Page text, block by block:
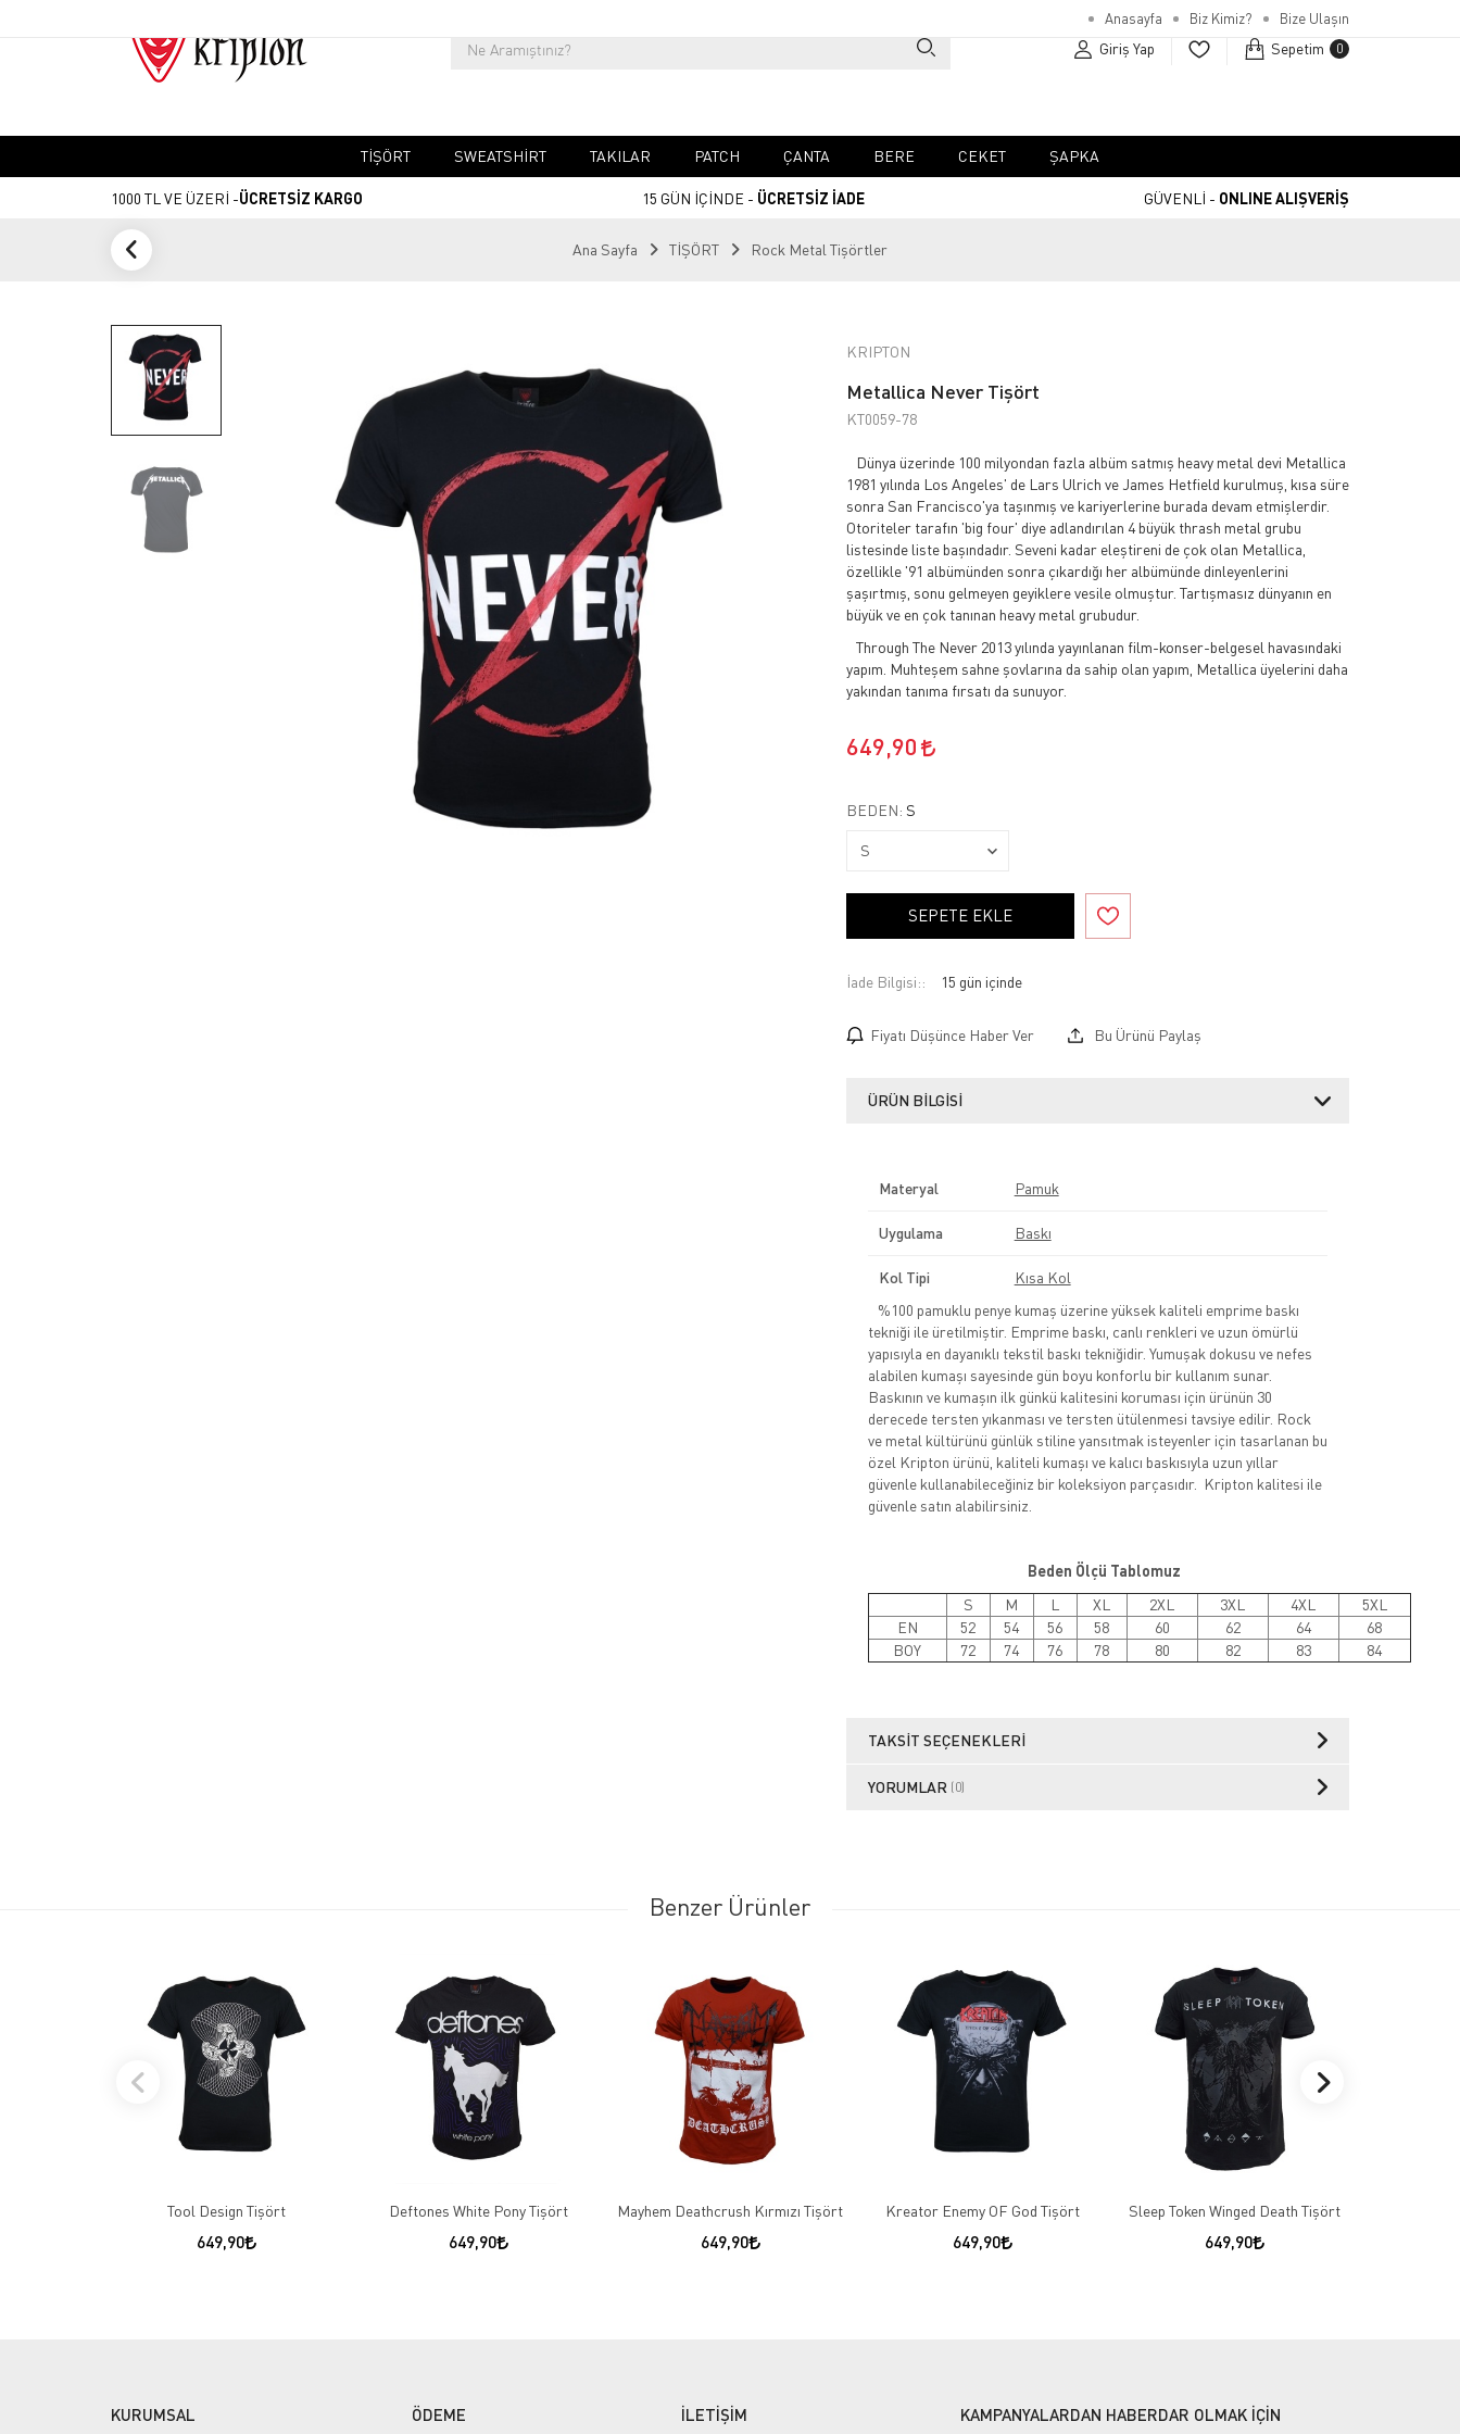
Anasayfa Biz Kimiz? Bize Ulaşın
Giriş Yap Sepetim 0
TIŞÖRT SWEATSHIRT TAKILAR PATCH ÇANTA BERE CEKET ŞAPKA
1000 TL VE ÜZERİ -ÜCRETSİZ KARGO 15 GÜN İÇİNDE - ÜCRETSİZ İADE GÜVENLİ - ONLINE ALIŞVERİŞ
Ana Sayfa TİŞÖRT Rock Metal Tişörtler
KRIPTON
Metallica Never Tişört
KT0059-78
Dünya üzerinde 100 milyondan fazla albüm satmış heavy metal devi Metallica
1981 yılında Los Angeles' de Lars Ulrich ve James Hetfield kurulmuş, kısa süre
sonra San Francisco'ya taşınmış ve kariyerlerine burada devam etmişlerdir.
Otoriteler tarafın 'big four' diye adlandırılan 4 büyük thrash metal grubu
listesinde liste başındadır. Seveni kadar eleştireni de çok olan Metallica,
özellikle '91 albümünden sonra çıkardığı her albümünde dinleyenlerini
şaşırtmış, sonu gelmeyen geyiklere vesile olmuştur. Tartışmasız dünyanın en
büyük ve en çok tanınan heavy metal grubudur.
Through The Never 2013 yılında yayınlanan film-konser-belgesel havasındaki
yapım. Muhteşem sahne şovlarına da sahip olan yapım, Metallica üyelerini daha
yakından tanıma fırsatı da sunuyor.
649,90
BEDEN: S
SEPETE EKLE
İade Bilgisi:
Fiyatı Düşünce Haber Ver Bu Ürünü Paylaş
ÜRÜN BILGISI
Materyal Pamuk
Uygulama Baskı
Kol Tipi
Kısa Kol
%100 pamuklu penye kumaş üzerine yüksek kaliteli emprime baskı
tekniği ile üretilmiştir. Emprime baskı, canlı renkleri ve uzun ömürlü
yapısıyla en dayanıklı tekstil baskı tekniğidir. Yumuşak dokusu ve nefes
alabilen kumaşı sayesinde gün boyu konforlu bir kullanım sunar.
Baskının ve kumaşın ilk günkü kalitesini koruması için ürünün 30
derecede tersten yıkanması ve tersten ütülenmesi tavsiye edilir. Rock
ve metal kültürünü günlük stiline yansıtmak isteyenler için tasarlanan bu
özel Kripton ürünü, kaliteli kumaşı ve kalıcı baskısıyla uzun yıllar
güvenle kullanabileceğiniz bir koleksiyon parçasıdır. Kripton kalitesi ile
güvenle satın alabilirsiniz.
Beden Ölçü Tablomuz
S
M L XL 2XL 3XL 4XL
5XL
EN
52 54 56 58 60 62 64
68
BOY
72 74 76 78 80 82 83 84
TAKSIT SEÇENEKLERI
YORUMLAR (0)
Benzer Ürünler
Tool Design Tişört
649,90
Deftones White Pony Tişört
649,90
Mayhem Deathcrush Kırmızı Tişört
649,90
Kreator Enemy OF God Tişört
649,90
Sleep Token Winged Death Tişört
649,90
KURUMSAL ÖDEME İLETİŞİM KAMPANYALARDAN HABERDAR OLMAK İÇİN